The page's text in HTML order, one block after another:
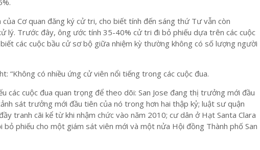
Cơ quan đăng ký cử tri, cho biết tính đến sáng thứ Tư vẫn còn
lý. Trước đây, ông ước tính 35-40% cử tri đi bỏ phiếu dựa trên các cuộc
các cuộc bầu cử sơ bộ giữa nhiệm kỳ thường không có số lượng người
“Không có nhiều ứng cử viên nổi tiếng trong các cuộc đua.
các cuộc đua quan trọng để theo dõi: San Jose đang thị trưởng mới đầu
sát trưởng mới đầu tiên của nó trong hơn hai thập kỷ; luật sư quận
tranh cãi kể từ khi nhậm chức vào năm 2010; cư dân ở Hạt Santa Clara
bỏ phiếu cho một giám sát viên mới và một nửa Hội đồng Thành phố San